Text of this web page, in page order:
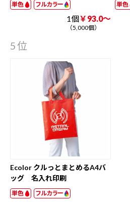
単色 フルカラー
1個￥93.0～
（5,000個）
単色
5位
Ecolor クルっとまとめるA4バ
ッグ 名入れ印刷
単色 フルカラー